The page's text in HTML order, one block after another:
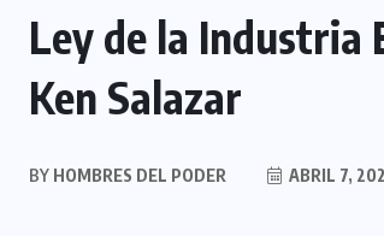
Ley de la Industria
Ken Salazar
BY HOMBRES DEL PODER ABRIL 7,